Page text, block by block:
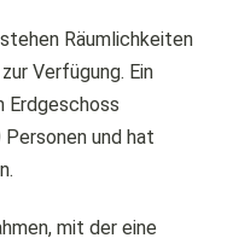
Räumlichkeiten
Verfügung. Ein
Erdgeschoss
und hat
mit der eine